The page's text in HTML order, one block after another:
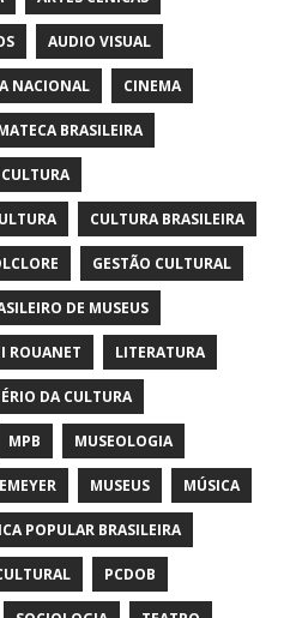
AUDIO VISUAL
NACIONAL CINEMA
BRASILEIRA
CULTURA BRASILEIRA
GESTÃO CULTURAL
DE MUSEUS
ROUANET LITERATURA
DA CULTURA
MPB MUSEOLOGIA
MUSEUS MÚSICA
POPULAR BRASILEIRA
PCDOB